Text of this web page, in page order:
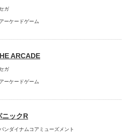
ガ
アーケードゲーム
ARCADE
ガ
アーケードゲーム
ニックR
ンダイナムコアミューズメント